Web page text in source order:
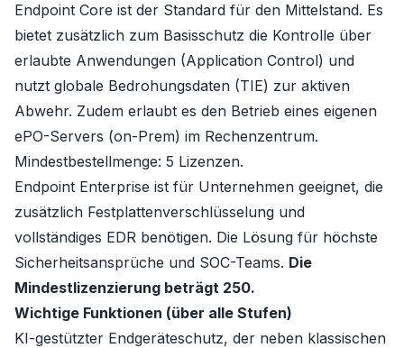
Endpoint Core ist der Standard für den Mittelstand. Es
bietet zusätzlich zum Basisschutz die Kontrolle über
erlaubte Anwendungen (Application Control) und
nutzt globale Bedrohungsdaten (TIE) zur aktiven
Abwehr. Zudem erlaubt es den Betrieb eines eigenen
ePO-Servers (on-Prem) im Rechenzentrum.
Mindestbestellmenge: 5 Lizenzen.
Endpoint Enterprise ist für Unternehmen geeignet, die
zusätzlich Festplattenverschlüsselung und
vollständiges EDR benötigen. Die Lösung für höchste
Sicherheitsansprüche und SOC-Teams. Die
Mindestlizenzierung beträgt 250.
Wichtige Funktionen (über alle Stufen)
KI-gestützter Endgeräteschutz, der neben klassischen